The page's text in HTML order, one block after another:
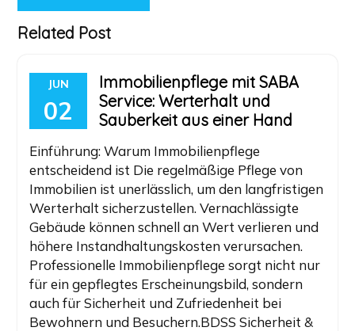
Related Post
JUN
02
Immobilienpflege mit SABA
Service: Werterhalt und
Sauberkeit aus einer Hand
Einführung: Warum Immobilienpflege
entscheidend ist Die regelmäßige Pflege von
Immobilien ist unerlässlich, um den langfristigen
Werterhalt sicherzustellen. Vernachlässigte
Gebäude können schnell an Wert verlieren und
höhere Instandhaltungskosten verursachen.
Professionelle Immobilienpflege sorgt nicht nur
für ein gepflegtes Erscheinungsbild, sondern
auch für Sicherheit und Zufriedenheit bei
Bewohnern und Besuchern.BDSS Sicherheit &